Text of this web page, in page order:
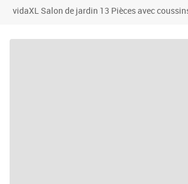
vidaXL Salon de jardin 13 Pièces avec